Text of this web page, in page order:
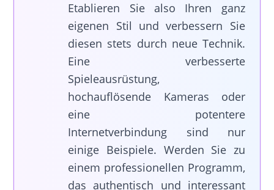
Etablieren Sie also Ihren ganz
eigenen Stil und verbessern Sie
diesen stets durch neue Technik.
Eine verbesserte
Spieleausrüstung,
hochauflösende Kameras oder
eine potentere
Internetverbindung sind nur
einige Beispiele. Werden Sie zu
einem professionellen Programm,
das authentisch und interessant